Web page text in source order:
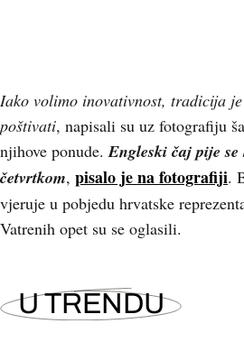
Iako volimo inovativnost, tradicija je
poštivati, napisali su uz fotografiju
njihove ponude.Engleski čaj pije
četvrtkom, pisalo je na fotografiji.
vjeruje u pobjedu hrvatske
Vatrenih opet su se oglasili.
U TRENDU